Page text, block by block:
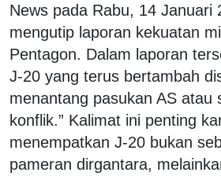
News pada Rabu, 14 Januari
mengutip laporan kekuatan
Pentagon. Dalam laporan
J-20 yang terus bertambah
menantang pasukan AS atau
konflik.” Kalimat ini penting
menempatkan J-20 bukan
pameran dirgantara,